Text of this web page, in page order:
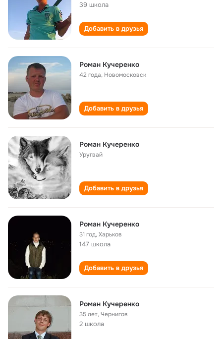
39 школа
Добавить в друзья
Роман Кучеренко
42 года, Новомосковск
Добавить в друзья
Роман Кучеренко
Уругвай
Добавить в друзья
Роман Кучеренко
31 год,Харьков
147 школа
Добавить в друзья
Роман Кучеренко
35 лет,Чернигов
2 школа